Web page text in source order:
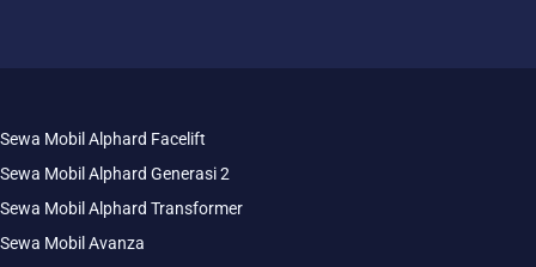
Sewa Mobil Alphard Facelift
Sewa Mobil Alphard Generasi 2
Sewa Mobil Alphard Transformer
Sewa Mobil Avanza